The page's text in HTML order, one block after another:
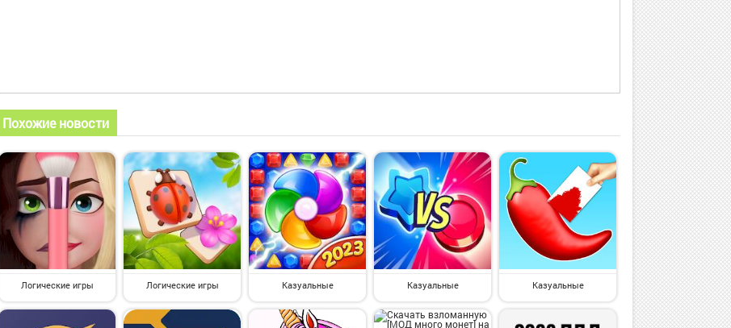
Похожие новости
Логические игры Логические игры Казуальные Казуальные Казуальные